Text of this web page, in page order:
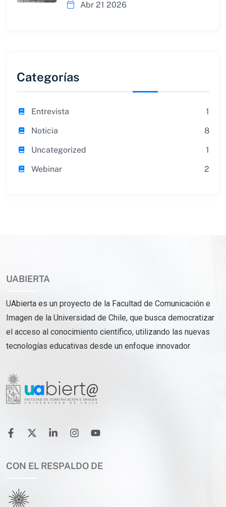
Abr 21 2026
Categorías
Entrevista
1
Noticia
8
Uncategorized
1
Webinar
2
UABIERTA
UAbierta es un proyecto de la Facultad de Comunicación e
Imagen de la Universidad de Chile, que busca democratizar
el acceso al conocimiento científico, utilizando las nuevas
tecnologías educativas desde un enfoque innovador.
CON EL RESPALDO DE